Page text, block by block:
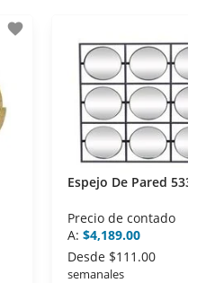
de Ética de la
Internet (AIMX).
lista de socios Activos de
favorite
Espejo De Pared 53342
Precio de contado
A: $4,189.00
Desde $111.00
semanales